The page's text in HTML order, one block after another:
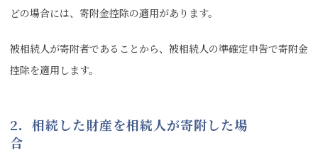
どの場合には、寄附金控除の適用があります。
被相続人が寄附者であることから、被相続人の準確定申告で寄附金
控除を適用します。
2．相続した財産を相続人が寄附した場